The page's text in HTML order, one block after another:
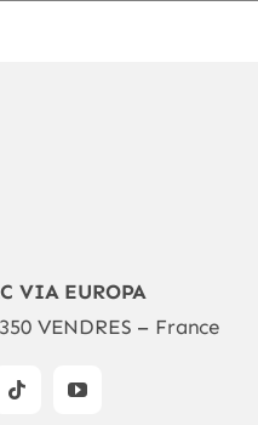
VIA EUROPA
VENDRES – France